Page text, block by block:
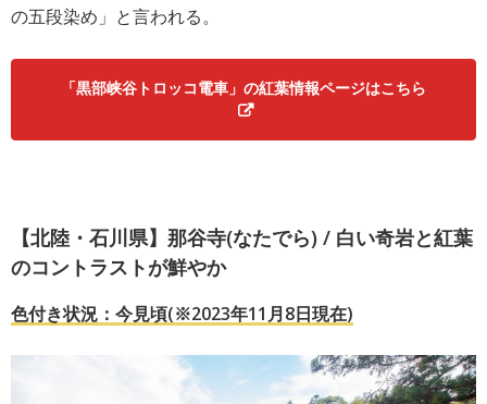
の五段染め」と言われる。
「黒部峡谷トロッコ電車」の紅葉情報ページはこちら
【北陸・石川県】那谷寺(なたでら) / 白い奇岩と紅葉
のコントラストが鮮やか
色付き状況：今見頃(※2023年11月8日現在)